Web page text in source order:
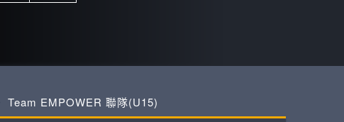
Team EMPOWER 聯隊(U15)